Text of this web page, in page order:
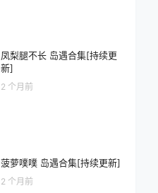
凤梨腿不长 岛遇合集[持续更
新]
2 个月前
菠萝噗噗 岛遇合集[持续更新]
2 个月前